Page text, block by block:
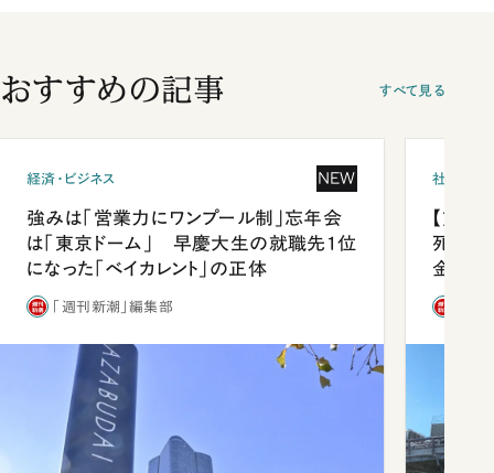
おすすめの記事 すべて見る
経済・ビジネス NEW
強みは「営業力にワンプール制」忘年会
は「東京ドーム」 早慶大生の就職先1位
になった「ベイカレント」の正体
「週刊新潮」編集部
社会
【熊本
死を分
金」